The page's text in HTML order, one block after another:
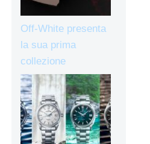
Off-White presenta
la sua prima
collezione